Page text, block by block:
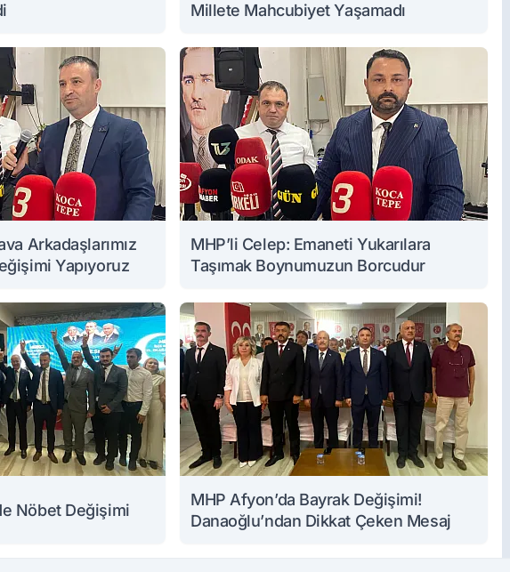
Millete Mahcubiyet Yaşamadı
Arkadaşlarımız
Yapıyoruz
MHP’li Celep: Emaneti Yukarılara
Taşımak Boynumuzun Borcudur
Nöbet Değişimi
MHP Afyon’da Bayrak Değişimi!
Danaoğlu’ndan Dikkat Çeken Mesaj